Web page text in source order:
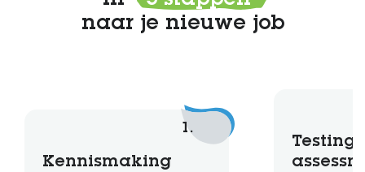
naar je nieuwe job
1.
Kennismaking
Testing